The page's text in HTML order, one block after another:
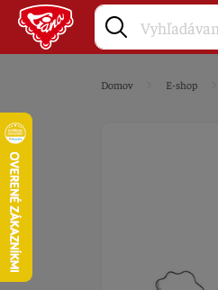
Domov E-shop